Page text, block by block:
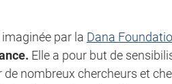
par la Dana
Elle a pour but de
de nombreux chercheurs et